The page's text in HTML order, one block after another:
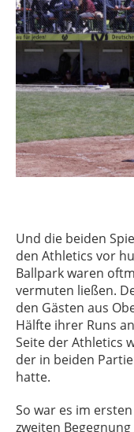
Und die beiden
den Athletics vor
Ballpark waren
vermuten ließen.
den Gästen aus
Hälfte ihrer Runs
Seite der Athletics
der in beiden
hatte.
So war es im
zweiten